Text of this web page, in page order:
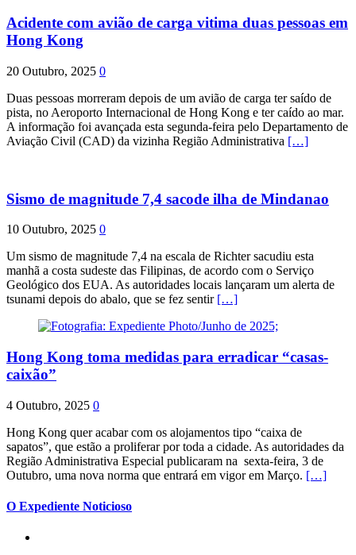
Acidente com avião de carga vitima duas pessoas em
Hong Kong
20 Outubro, 2025 0
Duas pessoas morreram depois de um avião de carga ter saído de
pista, no Aeroporto Internacional de Hong Kong e ter caído ao mar.
A informação foi avançada esta segunda-feira pelo Departamento de
Aviação Civil (CAD) da vizinha Região Administrativa […]
Sismo de magnitude 7,4 sacode ilha de Mindanao
10 Outubro, 2025 0
Um sismo de magnitude 7,4 na escala de Richter sacudiu esta
manhã a costa sudeste das Filipinas, de acordo com o Serviço
Geológico dos EUA. As autoridades locais lançaram um alerta de
tsunami depois do abalo, que se fez sentir […]
Hong Kong toma medidas para erradicar “casas-
caixão”
4 Outubro, 2025 0
Hong Kong quer acabar com os alojamentos tipo “caixa de
sapatos”, que estão a proliferar por toda a cidade. As autoridades da
Região Administrativa Especial publicaram na sexta-feira, 3 de
Outubro, uma nova norma que entrará em vigor em Março. […]
O Expediente Noticioso